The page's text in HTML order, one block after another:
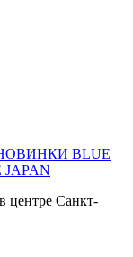
BLUE
JAPAN
центре Санкт-